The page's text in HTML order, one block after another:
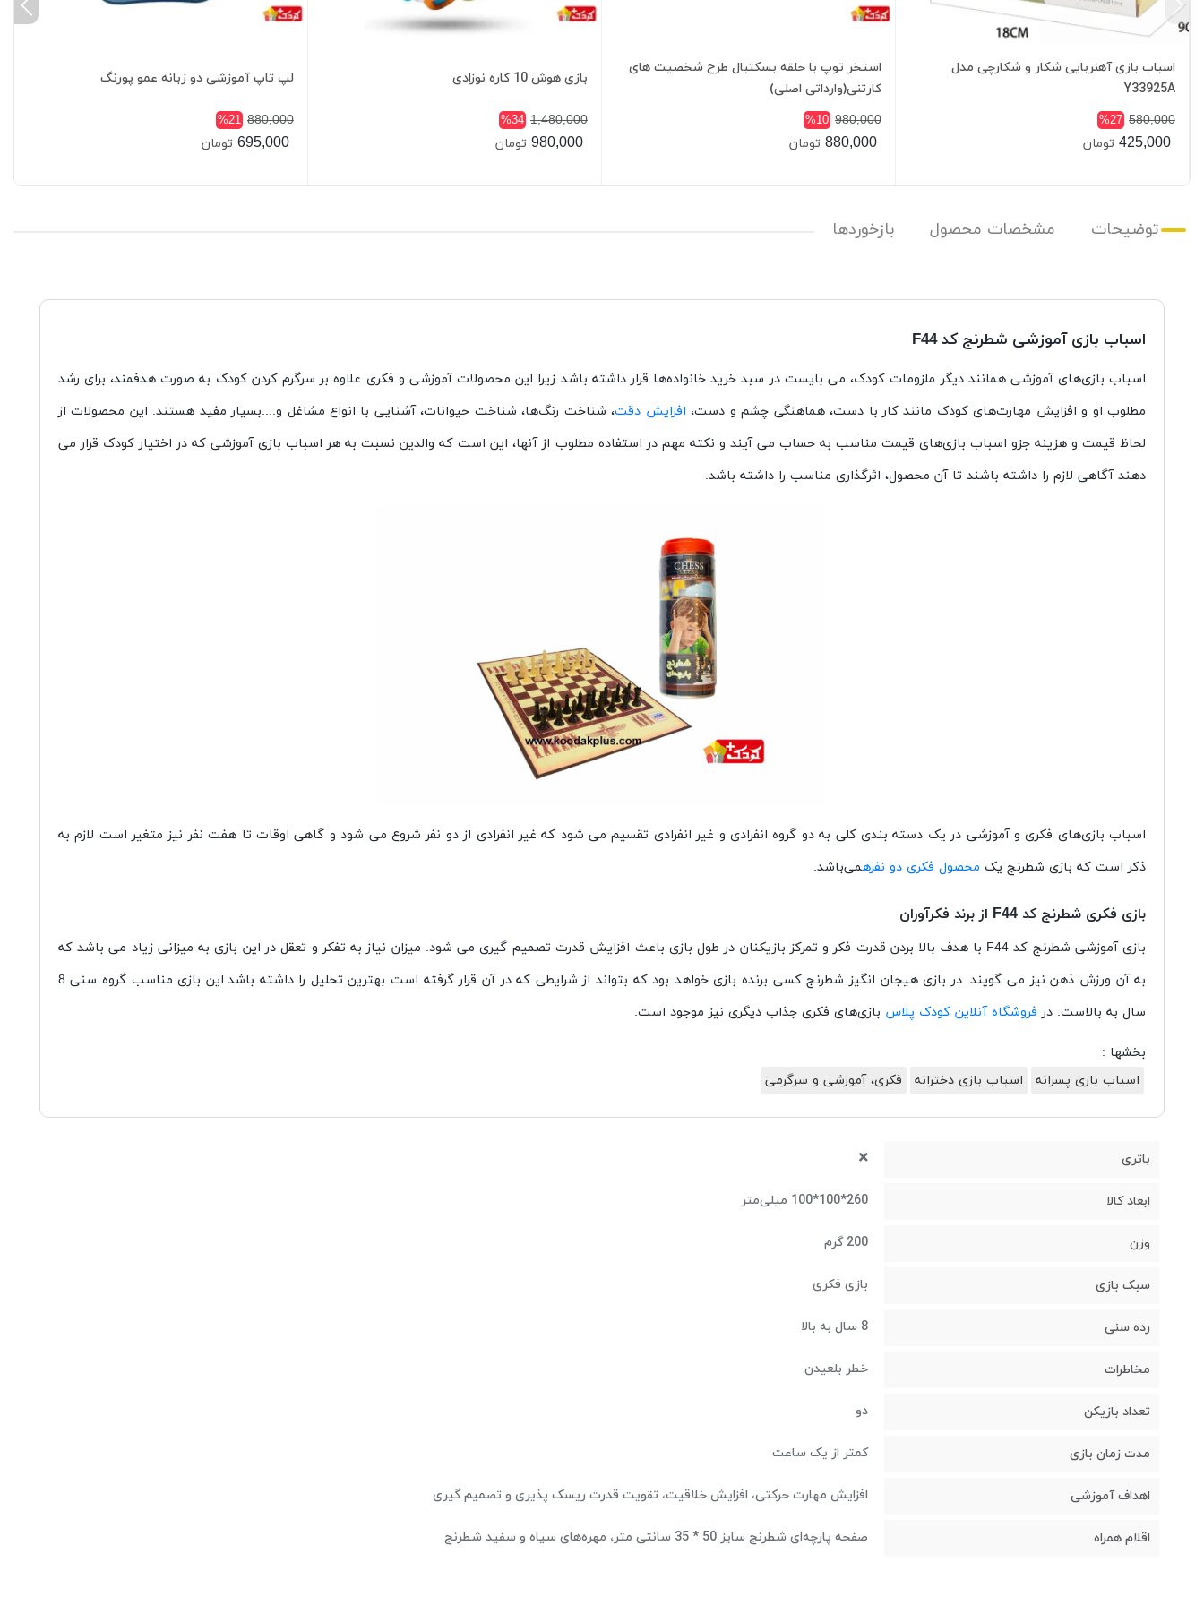
اسباب بازی آهنربایی شکار و شکارچی مدل
Y33925A
580,000
%27
425,000 تومان
استخر توپ با حلقه بسکتبال طرح شخصیت های
کارتنی(وارداتی اصلی)
980,000
%10
880,000 تومان
بازی هوش 10 کاره نوزادی
1,480,000
%34
980,000 تومان
لپ تاپ آموزشی دو زبانه عمو پورنگ
880,000
%21
695,000 تومان
توضیحات مشخصات محصول بازخوردها
اسباب بازی آموزشی شطرنج کد F44
اسباب بازی‌های آموزشی همانند دیگر ملزومات کودک، می بایست در سبد خرید خانواده‌ها قرار داشته باشد زیرا این محصولات آموزشی و فکری علاوه بر سرگرم کردن کودک به صورت هدفمند، برای رشد
مطلوب او و افزایش مهارت‌های کودک مانند کار با دست، هماهنگی چشم و دست،افزایش دقت، شناخت رنگ‌ها، شناخت حیوانات، آشنایی با انواع مشاغل و....بسیار مفید هستند. این محصولات از
لحاظ قیمت و هزینه جزو اسباب بازی‌های قیمت مناسب به حساب می آیند و نکته مهم در استفاده مطلوب از آنها، این است که والدین نسبت به هر اسباب بازی آموزشی که در اختیار کودک قرار می
دهند آگاهی لازم را داشته باشند تا آن محصول، اثرگذاری مناسب را داشته باشد.
اسباب بازی‌های فکری و آموزشی در یک دسته بندی کلی به دو گروه انفرادی و غیر انفرادی تقسیم می شود که غیر انفرادی از دو نفر شروع می شود و گاهی اوقات تا هفت نفر نیز متغیر است لازم به
ذکر است که بازی شطرنج یک محصول فکری دو نفرهمی‌باشد.
بازی فکری شطرنج کد F44 از برند فکرآوران
بازی آموزشی شطرنج کد F44 با
هدف بالا بردن قدرت فکر و تمرکز بازیکنان در طول بازی باعث افزایش قدرت تصمیم گیری می شود. میزان نیاز به تفکر و تعقل در این بازی به میزانی زیاد می باشد که
به آن ورزش ذهن نیز می گویند. در بازی هیجان انگیز شطرنج کسی برنده بازی خواهد بود که بتواند از شرایطی که در آن قرار گرفته است بهترین تحلیل را داشته باشد.این بازی مناسب گروه سنی 8
سال به بالاست. در فروشگاه آنلاین کودک پلاس بازی‌های فکری جذاب دیگری نیز موجود است.
بخشها :
اسباب بازی پسرانه
اسباب بازی دخترانه فکری، آموزشی و سرگرمی
باتری
ابعاد کالا 260*100*100 میلی‌متر
وزن 200 گرم
سبک بازی بازی فکری
رده سنی 8 سال به بالا
مخاطرات خطر بلعیدن
تعداد بازیکن دو
مدت زمان بازی کمتر از یک ساعت
اهداف آموزشی افزایش مهارت حرکتی، افزایش خلاقیت، تقویت قدرت ریسک پذیری و تصمیم گیری
اقلام همراه صفحه پارچه‌ای شطرنج سایز 50 * 35 سانتی متر، مهره‌های سیاه و سفید شطرنج